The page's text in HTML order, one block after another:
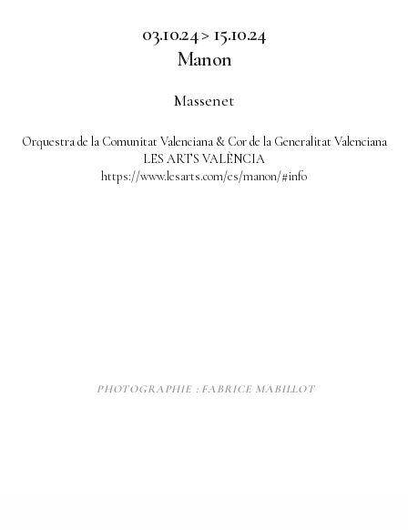
03.10.24 > 15.10.24
Manon
Massenet
Orquestra de la Comunitat Valenciana & Cor de la Generalitat Valenciana
LES ARTS VALÈNCIA
https://www.lesarts.com/es/manon/#info
PHOTOGRAPHIE : FABRICE MABILLOT